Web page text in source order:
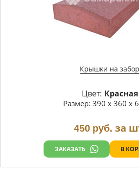
Крышки на забор
Цвет: Красная
Размер: 390 х 360 х
450 руб. за
ЗАКАЗАТЬ В